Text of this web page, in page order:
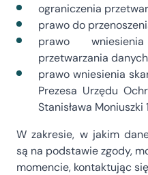
ograniczenia
prawo do
prawo
przetwarzania
prawo wniesienia
Prezesa Urzędu
Stanisława
W zakresie, w jakim
są na podstawie zgody,
momencie, kontaktując